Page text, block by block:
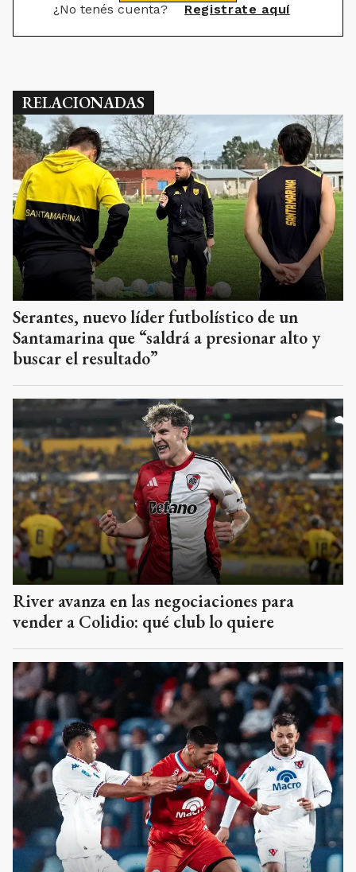
¿No tenés cuenta? Registrate aquí
RELACIONADAS
Serantes, nuevo líder futbolístico de un
Santamarina que “saldrá a presionar alto y
buscar el resultado”
River avanza en las negociaciones para
vender a Colidio: qué club lo quiere